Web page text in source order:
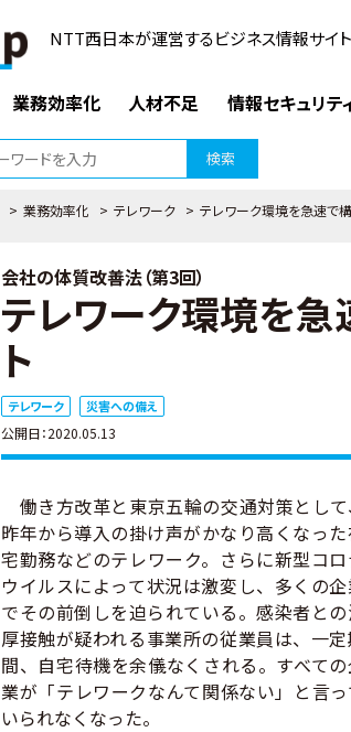
NTT西日本が運営するビジネス情報サイト
業務効率化 人材不足 情報セキュリテ
検索
> 業務効率化 > テレワーク > テレワーク環境を急速で構
会社の体質改善法（第3回）
テレワーク環境を急
ト
テレワーク 災害への備え
公開日：2020.05.13
働き方改革と東京五輪の交通対策として
昨年から導入の掛け声がかなり高くなった
宅勤務などのテレワーク。さらに新型コロ
ウイルスによって状況は激変し、多くの企
でその前倒しを迫られている。感染者と
厚接触が疑われる事業所の従業員は、一定
間、自宅待機を余儀なくされる。すべて
業が「テレワークなんて関係ない」と言っ
いられなくなった。